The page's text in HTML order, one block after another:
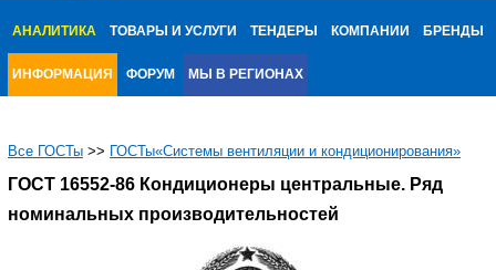
АНАЛИТИКА ТОВАРЫ И УСЛУГИ ТЕНДЕРЫ КОМПАНИИ БРЕНДЫ
ИНФОРМАЦИЯ ФОРУМ МЫ В РЕГИОНАХ
Все ГОСТы >> ГОСТы«Системы вентиляции и кондиционирования»
ГОСТ 16552-86 Кондиционеры центральные. Ряд
номинальных производительностей